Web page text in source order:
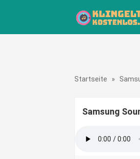
Startseite »
Samsung